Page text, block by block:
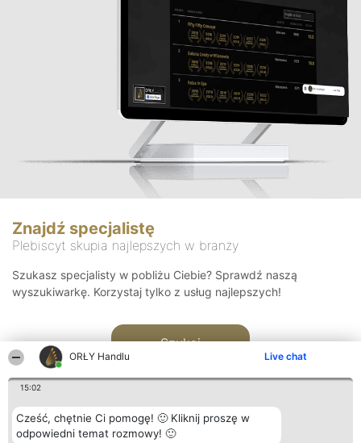
ORŁY Handlu Live chat
15:02
Cześć, chętnie Ci pomogę! 🙂 Kliknij proszę w
odpowiedni temat rozmowy! 🙂
Znajdź specjalistę
Plebiscyt skupia najlepszych w branży
Szukasz specjalisty w pobliżu Ciebie? Sprawdź naszą
wyszukiwarkę. Korzystaj tylko z usług najlepszych!
Szukaj